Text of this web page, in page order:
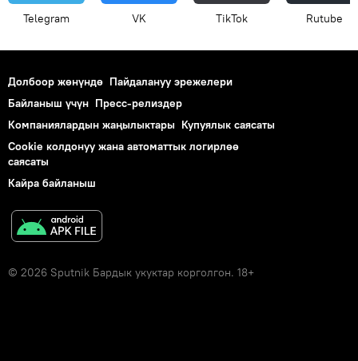
Telegram VK ТikТоk Rutube
Долбоор жөнүндө Пайдалануу эрежелери
Байланыш үчүн Пресс-релиздер
Компаниялардын жаңылыктары Купуялык саясаты
Cookie колдонуу жана автоматтык логирлөө
саясаты
Кайра байланыш
© 2026 Sputnik Бардык укуктар корголгон. 18+